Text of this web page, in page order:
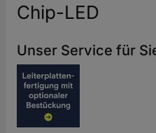
Chip-LED
Unser Service für